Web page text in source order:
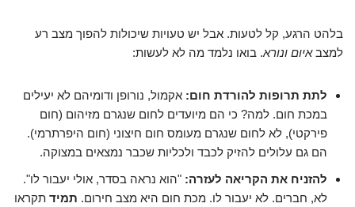
בלהט הרגע, קל לטעות. אבל יש טעויות שיכולות להפוך מצב רע
למצבאיום ונורא. בואו נלמד מה לא לעשות:
לתת תרופות להורדת חום: אקמול, נורופן ודומיהם לא יעילים
במכת חום. למה? כי הם מיועדים לחום שנגרם מזיהום (חום
פירקטי), לא לחום שנגרם מעומס חום חיצוני (חום היפרתרמי).
הם גם עלולים להזיק לכבד ולכליות שכבר נמצאים במצוקה.
להזניח את הקריאה לעזרה: "הוא נראה בסדר, אולי יעבור לו".
לא, חברים. לא יעבור לו. מכת חום היא מצב חירום. תמיד תקראו